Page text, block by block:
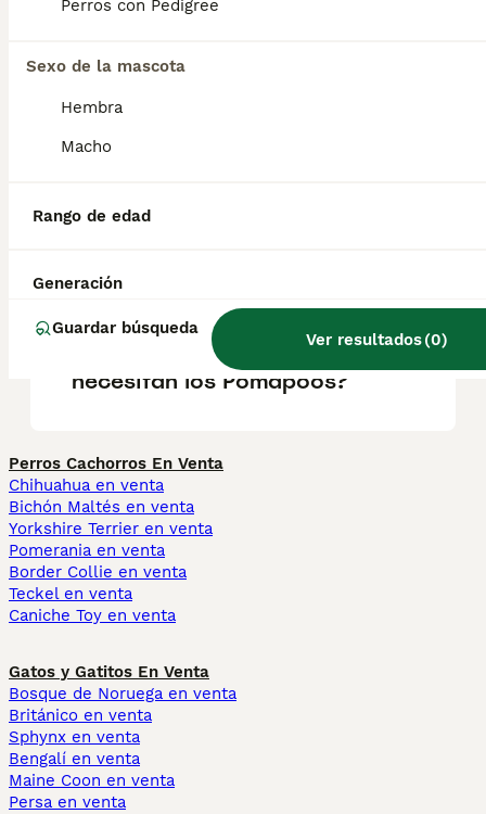
Perros con Pedigree
Sexo de la mascota
Hembra
Macho
Rango de edad
Generación
Guardar búsqueda
Ver resultados(0)
Caniche. Son perros leales, amigables e
personas que buscan un compañero
¿Cuánto cuesta un perro
¿Cómo son los pomapoos?
¿Qué cuidados especiales
necesitan los Pomapoos?
Perros Cachorros En Venta
Chihuahua en venta
Bichón Maltés en venta
Yorkshire Terrier en venta
Pomerania en venta
Border Collie en venta
Teckel en venta
Caniche Toy en venta
Gatos y Gatitos En Venta
Bosque de Noruega en venta
Británico en venta
Sphynx en venta
Bengalí en venta
Maine Coon en venta
Persa en venta